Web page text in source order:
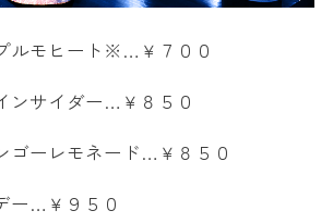
ルモヒート※…￥７００
ンサイダー…￥８５０
ゴーレモネード…￥８５０
ー…￥９５０